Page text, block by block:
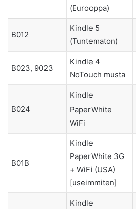
(Eurooppa)
B012
Kindle 5
(Tuntematon)
B023, 9023
Kindle 4
NoTouch musta
B024
Kindle
PaperWhite
WiFi
B01B
Kindle
PaperWhite 3G
+ WiFi (USA)
[useimmiten]
Kindle